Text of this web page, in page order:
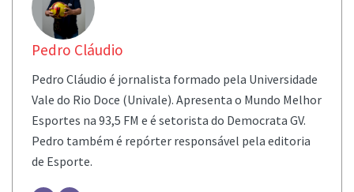
Pedro Cláudio
Pedro Cláudio é jornalista formado pela Universidade
Vale do Rio Doce (Univale). Apresenta o Mundo Melhor
Esportes na 93,5 FM e é setorista do Democrata GV.
Pedro também é repórter responsável pela editoria
de Esporte.